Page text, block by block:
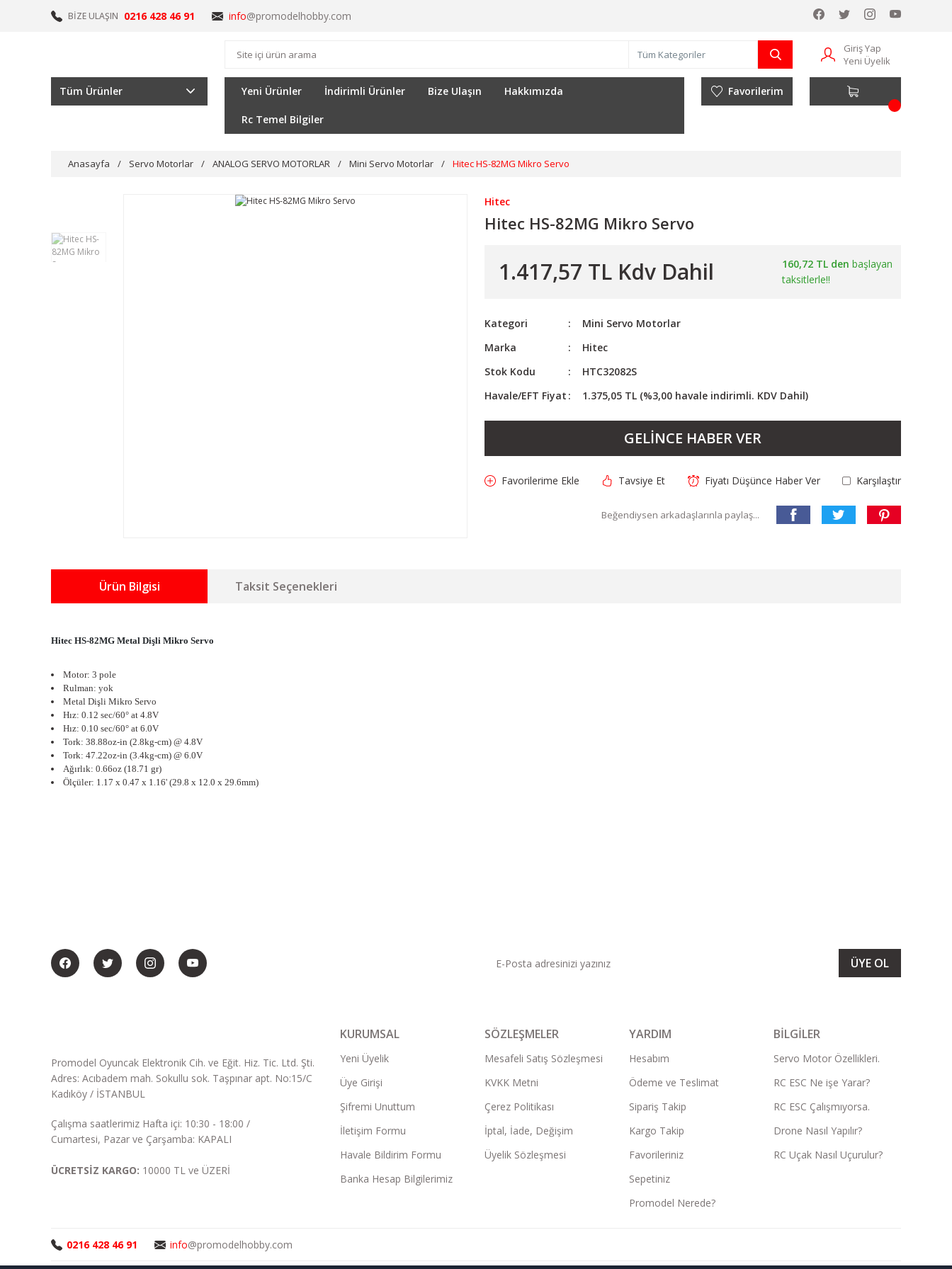
BİZE ULAŞIN 0216 428 46 91 info@promodelhobby.com
Giriş Yap
Yeni Üyelik
Tüm Ürünler Yeni Ürünler İndirimli Ürünler Bize Ulaşın Hakkımızda
Rc Temel Bilgiler
Favorilerim
Anasayfa Servo Motorlar ANALOG SERVO MOTORLAR Mini Servo Motorlar Hitec HS-82MG Mikro Servo
Hitec
Hitec HS-82MG Mikro Servo
1.417,57 TL Kdv Dahil 160,72 TL den başlayan
taksitlerle!!
Kategori
Mini Servo Motorlar
Marka
Hitec
Stok Kodu
HTC32082S
Havale/EFT Fiyat
1.375,05 TL (%3,00 havale indirimli. KDV Dahil)
GELİNCE HABER VER
Tavsiye Et Fiyatı Düşünce Haber Ver Karşılaştır
Beğendiysen arkadaşlarınla paylaş...
Ürün Bilgisi Taksit Seçenekleri
Hitec HS-82MG Metal Dişli Mikro Servo
Motor: 3 pole
Rulman: yok
Metal Dişli Mikro Servo
Hız: 0.12 sec/60° at 4.8V
Hız: 0.10 sec/60° at 6.0V
Tork: 38.88oz-in (2.8kg-cm) @ 4.8V
Tork: 47.22oz-in (3.4kg-cm) @ 6.0V
Ağırlık: 0.66oz (18.71 gr)
Ölçüler: 1.17 x 0.47 x 1.16' (29.8 x 12.0 x 29.6mm)
ÜYE OL
Promodel Oyuncak Elektronik Cih. ve Eğit. Hiz. Tic. Ltd. Şti.
Adres: Acıbadem mah. Sokullu sok. Taşpınar apt. No:15/C
Kadıköy / İSTANBUL
Çalışma saatlerimiz Hafta içi: 10:30 - 18:00 /
Cumartesi, Pazar ve Çarşamba: KAPALI
ÜCRETSİZ KARGO: 10000 TL ve ÜZERİ
KURUMSAL
Yeni Üyelik
Üye Girişi
Şifremi Unuttum
İletişim Formu
Havale Bildirim Formu
Banka Hesap Bilgilerimiz
SÖZLEŞMELER
Mesafeli Satış Sözleşmesi
KVKK Metni
Çerez Politikası
İptal, İade, Değişim
Üyelik Sözleşmesi
YARDIM
Hesabım
Ödeme ve Teslimat
Sipariş Takip
Kargo Takip
Favorileriniz
Sepetiniz
Promodel Nerede?
BİLGİLER
Servo Motor Özellikleri.
RC ESC Ne işe Yarar?
RC ESC Çalışmıyorsa.
Drone Nasıl Yapılır?
RC Uçak Nasıl Uçurulur?
0216 428 46 91 info@promodelhobby.com